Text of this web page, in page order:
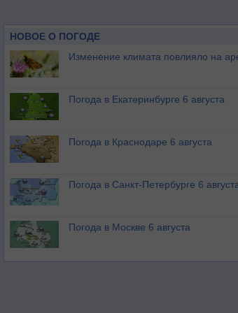
НОВОЕ О ПОГОДЕ
Изменение климата повлияло на
Погода в Екатеринбурге 6 августа
Погода в Краснодаре 6 августа
Погода в Санкт-Петербурге 6
Погода в Москве 6 августа